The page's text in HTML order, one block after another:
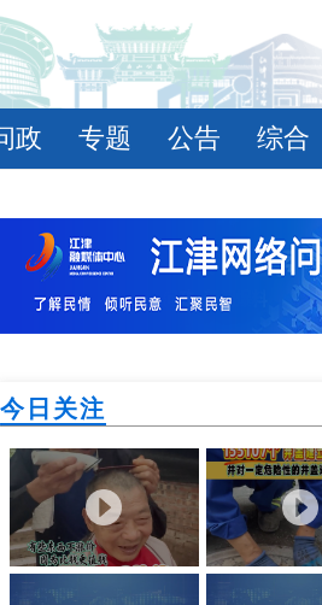
政 专题 公告 综合
今日关注